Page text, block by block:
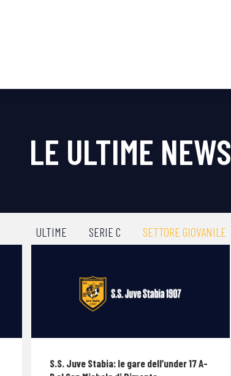
LE ULTIME NEWS
ULTIME SERIE C SETTORE GIOVANILE
S.S. Juve Stabia: le gare dell’under 17 A-